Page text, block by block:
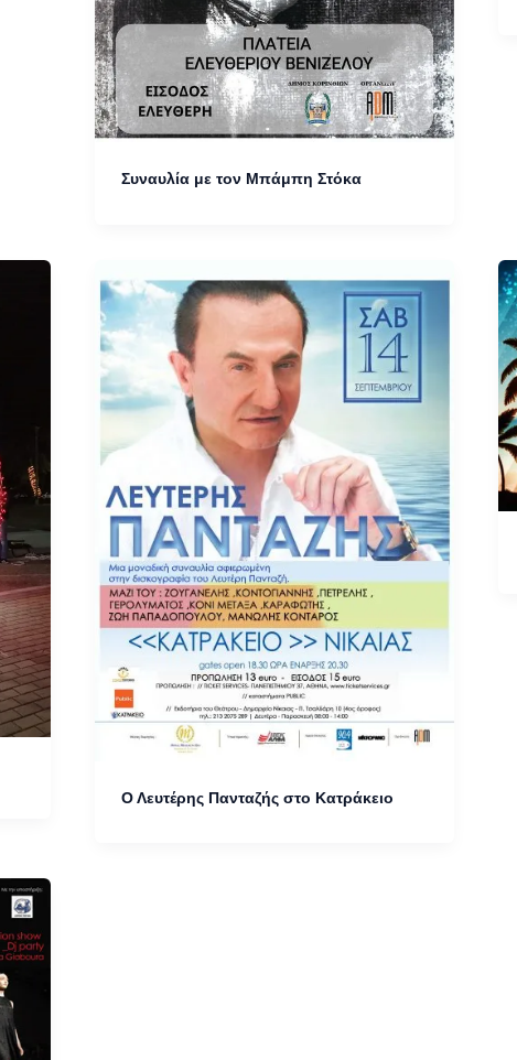
Συναυλία με τον Μπάμπη Στόκα
Ο Λευτέρης Πανταζής στο Κατράκειο